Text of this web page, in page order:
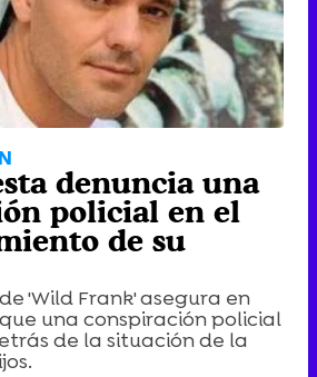
denuncia una
policial en el
de su
'Wild Frank' asegura en
una conspiración policial
de la situación de la